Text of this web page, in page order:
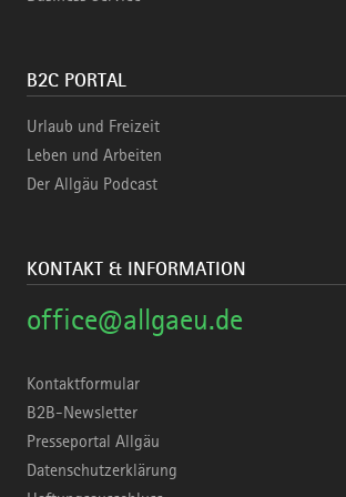
B2C PORTAL
Urlaub und Freizeit
Leben und Arbeiten
Der Allgäu Podcast
KONTAKT & INFORMATION
office@allgaeu.de
Kontaktformular
B2B-Newsletter
Presseportal Allgäu
Datenschutzerklärung